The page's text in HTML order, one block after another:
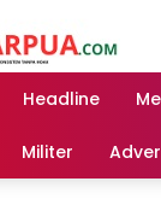
Headline
Militer